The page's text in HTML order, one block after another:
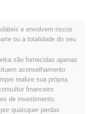
diário atual de
de Asteroid The
, mostrando um declínio de
Isso sugere uma
negociação.
preço de Asteroid
e envolvem riscos
ou a totalidade do seu
são fornecidas apenas
aconselhamento
realize sua própria
financeiro
de investimento.
quaisquer perdas